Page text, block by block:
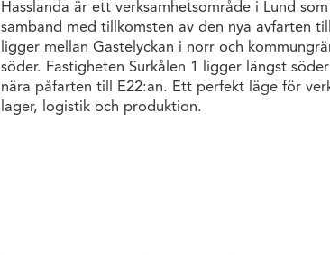
Hasslanda är ett verksamhetsområde i Lund
samband med tillkomsten av den nya avfarten
ligger mellan Gastelyckan i norr och
söder. Fastigheten Surkålen 1 ligger längst
nära påfarten till E22:an. Ett perfekt läge för
lager, logistik och produktion.